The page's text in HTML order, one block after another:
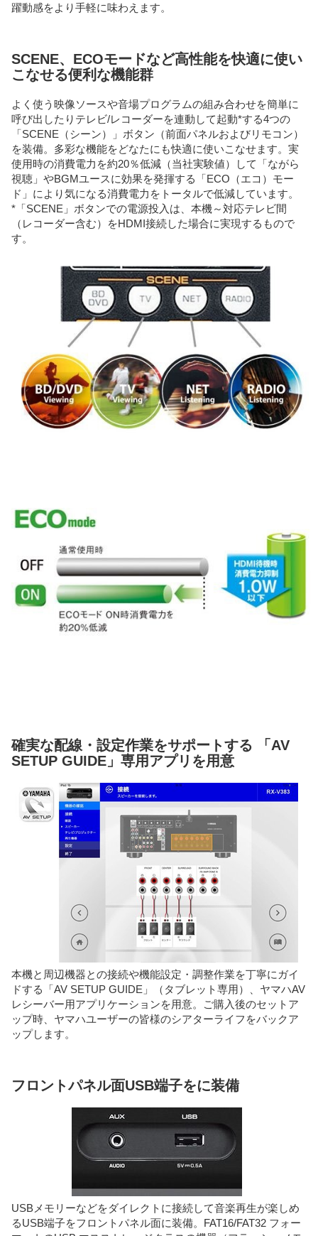
躍動感をより手軽に味わえます。
SCENE、ECOモードなど高性能を快適に使い
こなせる便利な機能群
よく使う映像ソースや音場プログラムの組み合わせを簡単に
呼び出したりテレビ/レコーダーを連動して起動*する4つの
「SCENE（シーン）」ボタン（前面パネルおよびリモコン）
を装備。多彩な機能をどなたにも快適に使いこなせます。実
使用時の消費電力を約20％低減（当社実験値）して「ながら
視聴」やBGMユースに効果を発揮する「ECO（エコ）モー
ド」により気になる消費電力をトータルで低減しています。
*「SCENE」ボタンでの電源投入は、本機～対応テレビ間
（レコーダー含む）をHDMI接続した場合に実現するもので
す。
確実な配線・設定作業をサポートする 「AV
SETUP GUIDE」専用アプリを用意
本機と周辺機器との接続や機能設定・調整作業を丁寧にガイ
ドする「AV SETUP GUIDE」（タブレット専用）、ヤマハAV
レシーバー用アプリケーションを用意。ご購入後のセットア
ップ時、ヤマハユーザーの皆様のシアターライフをバックア
ップします。
フロントパネル面USB端子をに装備
USBメモリーなどをダイレクトに接続して音楽再生が楽しめ
るUSB端子をフロントパネル面に装備。FAT16/FAT32 フォー